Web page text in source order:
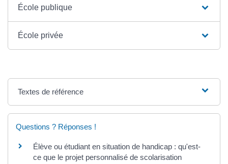
École publique
École privée
Textes de référence
Questions ? Réponses !
Élève ou étudiant en situation de handicap : qu'est-
ce que le projet personnalisé de scolarisation